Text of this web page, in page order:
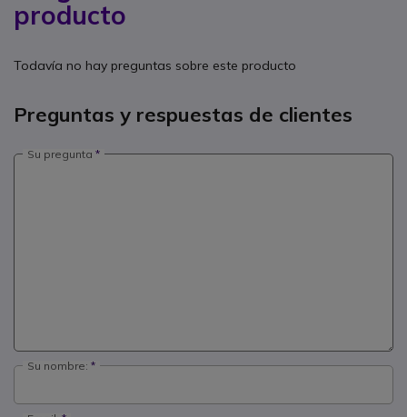
producto
Todavía no hay preguntas sobre este producto
Preguntas y respuestas de clientes
Su pregunta
Su nombre: